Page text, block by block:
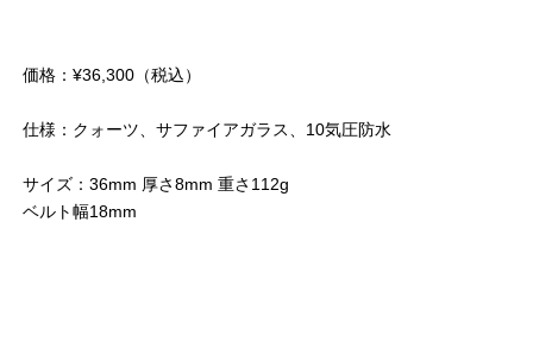
価格：¥36,300（税込）
仕様：クォーツ、サファイアガラス、10気圧防水
サイズ：36mm 厚さ8mm 重さ112g
ベルト幅18mm